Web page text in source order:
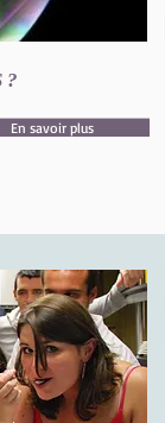
?
En savoir plus